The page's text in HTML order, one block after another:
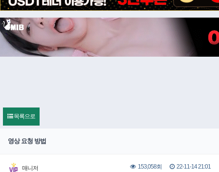
목록으로
영상 요청 방법
매니저 153,058회 22-11-14 21:01